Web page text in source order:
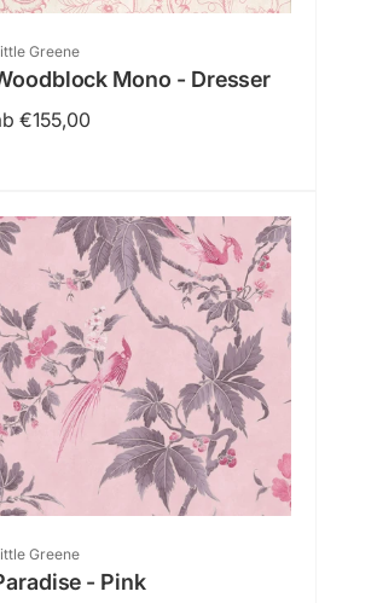
:
Greene
Mono - Dresser
€155,00
Greene
- Pink